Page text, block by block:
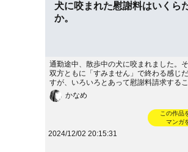
犬に咬まれた慰謝料はいくら
か。
通勤途中、散歩中の犬に咬まれました。
双方ともに「すみません」で終わる感じ
すが、いろいろとあって慰謝料請求する
終的には裁判となりました。
かなめ
この作品
マンガ
2024/12/02 20:15:31